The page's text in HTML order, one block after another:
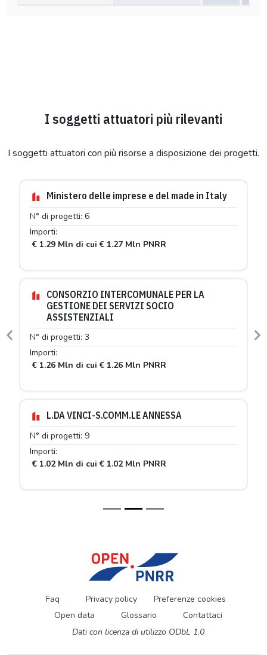
I soggetti attuatori più rilevanti
I soggetti attuatori con più risorse a disposizione dei progetti.
Ministero delle imprese e del made in Italy
N° di progetti: 6
Importi:
€ 1.29 Mln di cui € 1.27 Mln PNRR
CONSORZIO INTERCOMUNALE PER LA
GESTIONE DEI SERVIZI SOCIO
ASSISTENZIALI
N° di progetti: 3
Importi:
€ 1.26 Mln di cui € 1.26 Mln PNRR
L.DA VINCI-S.COMM.LE ANNESSA
N° di progetti: 9
Importi:
€ 1.02 Mln di cui € 1.02 Mln PNRR
Previous
Faq Privacy policy
Preferenze cookies
Open data
Glossario
Contattaci
Dati con licenza di utilizzo ODbL 1.0